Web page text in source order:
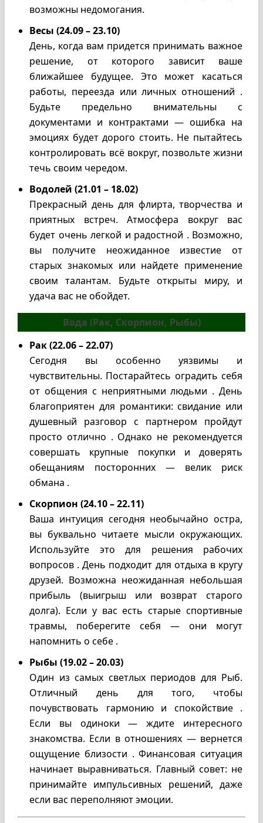
возможны недомогания.
Весы (24.09 – 23.10)
День, когда вам придется принимать важное
решение, от которого зависит ваше
ближайшее будущее. Это может касаться
работы, переезда или личных отношений .
Будьте предельно внимательны с
документами и контрактами — ошибка на
эмоциях будет дорого стоить. Не пытайтесь
контролировать всё вокруг, позвольте жизни
течь своим чередом.
Водолей (21.01 – 18.02)
Прекрасный день для флирта, творчества и
приятных встреч. Атмосфера вокруг вас
будет очень легкой и радостной . Возможно,
вы получите неожиданное известие от
старых знакомых или найдете применение
своим талантам. Будьте открыты миру, и
удача вас не обойдет.
Вода (Рак, Скорпион, Рыбы)
Рак (22.06 – 22.07)
Сегодня вы особенно уязвимы и
чувствительны. Постарайтесь оградить себя
от общения с неприятными людьми . День
благоприятен для романтики: свидание или
душевный разговор с партнером пройдут
просто отлично . Однако не рекомендуется
совершать крупные покупки и доверять
обещаниям посторонних — велик риск
обмана .
Скорпион (24.10 – 22.11)
Ваша интуиция сегодня необычайно остра,
вы буквально читаете мысли окружающих.
Используйте это для решения рабочих
вопросов . День подходит для отдыха в кругу
друзей. Возможна неожиданная небольшая
прибыль (выигрыш или возврат старого
долга). Если у вас есть старые спортивные
травмы, поберегите себя — они могут
напомнить о себе .
Рыбы (19.02 – 20.03)
Один из самых светлых периодов для Рыб.
Отличный день для того, чтобы
почувствовать гармонию и спокойствие .
Если вы одиноки — ждите интересного
знакомства. Если в отношениях — вернется
ощущение близости . Финансовая ситуация
начинает выравниваться. Главный совет: не
принимайте импульсивных решений, даже
если вас переполняют эмоции.